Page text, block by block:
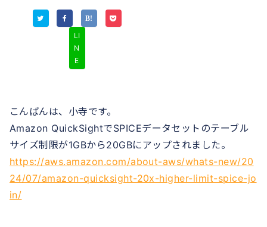
LI
N
E
こんばんは、小寺です。
Amazon QuickSightでSPICEデータセットのテーブル
サイズ制限が1GBから20GBにアップされました。
https://aws.amazon.com/about-aws/whats-new/20
24/07/amazon-quicksight-20x-higher-limit-spice-jo
in/